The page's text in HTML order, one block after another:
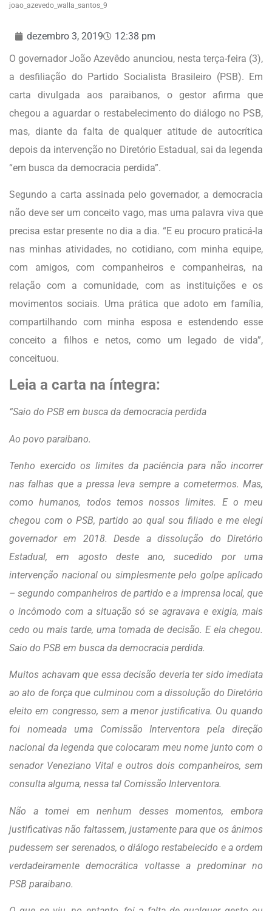
joao_azevedo_walla_santos_9
dezembro 3, 2019
12:38 pm
O governador João Azevêdo anunciou, nesta terça-feira (3),
a desfiliação do Partido Socialista Brasileiro (PSB). Em
carta divulgada aos paraibanos, o gestor afirma que
chegou a aguardar o restabelecimento do diálogo no PSB,
mas, diante da falta de qualquer atitude de autocrítica
depois da intervenção no Diretório Estadual, sai da legenda
“em busca da democracia perdida”.
Segundo a carta assinada pelo governador, a democracia
não deve ser um conceito vago, mas uma palavra viva que
precisa estar presente no dia a dia. “E eu procuro praticá-la
nas minhas atividades, no cotidiano, com minha equipe,
com amigos, com companheiros e companheiras, na
relação com a comunidade, com as instituições e os
movimentos sociais. Uma prática que adoto em família,
compartilhando com minha esposa e estendendo esse
conceito a filhos e netos, como um legado de vida”,
conceituou.
Leia a carta na íntegra:
“Saio do PSB em busca da democracia perdida
Ao povo paraibano.
Tenho exercido os limites da paciência para não incorrer
nas falhas que a pressa leva sempre a cometermos. Mas,
como humanos, todos temos nossos limites. E o meu
chegou com o PSB, partido ao qual sou filiado e me elegi
governador em 2018. Desde a dissolução do Diretório
Estadual, em agosto deste ano, sucedido por uma
intervenção nacional ou simplesmente pelo golpe aplicado
– segundo companheiros de partido e a imprensa local, que
o incômodo com a situação só se agravava e exigia, mais
cedo ou mais tarde, uma tomada de decisão. E ela chegou.
Saio do PSB em busca da democracia perdida.
Muitos achavam que essa decisão deveria ter sido imediata
ao ato de força que culminou com a dissolução do Diretório
eleito em congresso, sem a menor justificativa. Ou quando
foi nomeada uma Comissão Interventora pela direção
nacional da legenda que colocaram meu nome junto com o
senador Veneziano Vital e outros dois companheiros, sem
consulta alguma, nessa tal Comissão Interventora.
Não a tomei em nenhum desses momentos, embora
justificativas não faltassem, justamente para que os ânimos
pudessem ser serenados, o diálogo restabelecido e a ordem
verdadeiramente democrática voltasse a predominar no
PSB paraibano.